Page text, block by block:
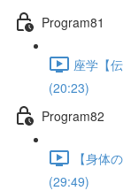
Program81
座学【
(20:23)
Program82
【身体
(29:49)